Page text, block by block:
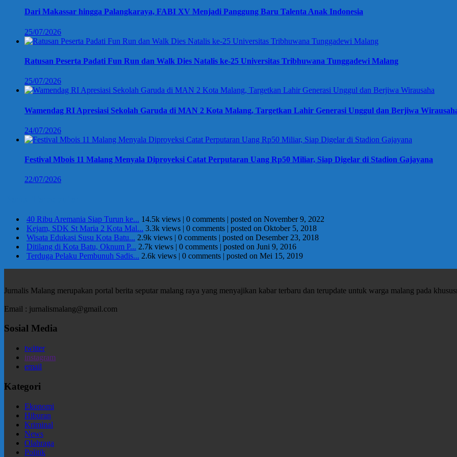
Dari Makassar hingga Palangkaraya, FABI XV Menjadi Panggung Baru Talenta Anak Indonesia
25/07/2026
Ratusan Peserta Padati Fun Run dan Walk Dies Natalis ke-25 Universitas Tribhuwana Tunggadewi Malang
25/07/2026
Wamendag RI Apresiasi Sekolah Garuda di MAN 2 Kota Malang, Targetkan Lahir Generasi Unggul dan Berjiwa
24/07/2026
Festival Mbois 11 Malang Menyala Diproyeksi Catat Perputaran Uang Rp50 Miliar, Siap Digelar di Stadion Gajayana
22/07/2026
40 Ribu Aremania Siap Turun ke... 14.5k views | 0 comments | posted on November 9, 2022
Kejam, SDK St Maria 2 Kota Mal... 3.3k views | 0 comments | posted on Oktober 5, 2018
Wisata Edukasi Susu Kota Batu... 2.9k views | 0 comments | posted on Desember 23, 2018
Ditilang di Kota Batu, Oknum P... 2.7k views | 0 comments | posted on Juni 9, 2016
Terduga Pelaku Pembunuh Sadis... 2.6k views | 0 comments | posted on Mei 15, 2019
Jurnalis Malang merupakan portal berita seputar malang raya yang menyajikan kabar terbaru dan terupdate untuk warga malang pada
Email : jurnalismalang@gmail.com
Sosial Media
twitter
instagram
email
Kategori
Ekonomi
Hiburan
Kriminal
News
Olahraga
Politik